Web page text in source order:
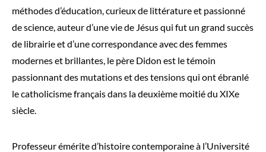
méthodes d’éducation, curieux de littérature et passionné
de science, auteur d’une vie de Jésus qui fut un grand succès
de librairie et d’une correspondance avec des femmes
modernes et brillantes, le père Didon est le témoin
passionnant des mutations et des tensions qui ont ébranlé
le catholicisme français dans la deuxième moitié du XIXe
siècle.
Professeur émérite d’histoire contemporaine à l’Université